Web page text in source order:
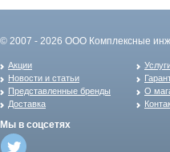
© 2007 - 2026 ООО Комплексные
Акции
Новости и статьи
Представленные бренды
Доставка
О
Мы в соцсетях